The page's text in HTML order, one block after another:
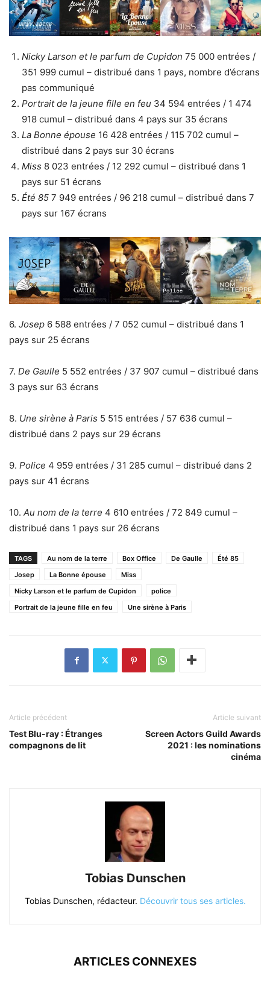
Nicky Larson et le parfum de Cupidon 75 000 entrées /
351 999 cumul – distribué dans 1 pays, nombre d’écrans
pas communiqué
Portrait de la jeune fille en feu 34 594 entrées / 1 474
918 cumul – distribué dans 4 pays sur 35 écrans
La Bonne épouse 16 428 entrées / 115 702 cumul –
distribué dans 2 pays sur 30 écrans
Miss 8 023 entrées / 12 292 cumul – distribué dans 1
pays sur 51 écrans
Été 85 7 949 entrées / 96 218 cumul – distribué dans 7
pays sur 167 écrans
6. Josep 6 588 entrées / 7 052 cumul – distribué dans 1
pays sur 25 écrans
7. De Gaulle 5 552 entrées / 37 907 cumul – distribué dans
3 pays sur 63 écrans
8. Une sirène à Paris 5 515 entrées / 57 636 cumul –
distribué dans 2 pays sur 29 écrans
9. Police 4 959 entrées / 31 285 cumul – distribué dans 2
pays sur 41 écrans
10. Au nom de la terre 4 610 entrées / 72 849 cumul –
distribué dans 1 pays sur 26 écrans
TAGS Au nom de la terre Box Office De Gaulle
Été 85
Josep
La Bonne épouse
Miss
Nicky Larson et le parfum de Cupidon
police
Portrait de la jeune fille en feu
Une sirène à Paris
Article précédent
Test Blu-ray : Étranges
compagnons de lit
Article suivant
Screen Actors Guild Awards
2021 : les nominations
cinéma
Tobias Dunschen
Tobias Dunschen, rédacteur. Découvrir tous ses articles.
ARTICLES CONNEXES